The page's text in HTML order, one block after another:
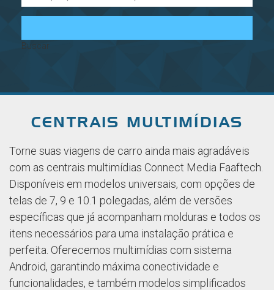
Buscar
CENTRAIS MULTIMÍDIAS
Torne suas viagens de carro ainda mais agradáveis
com as centrais multimídias Connect Media Faaftech.
Disponíveis em modelos universais, com opções de
telas de 7, 9 e 10.1 polegadas, além de versões
específicas que já acompanham molduras e todos os
itens necessários para uma instalação prática e
perfeita. Oferecemos multimídias com sistema
Android, garantindo máxima conectividade e
funcionalidades, e também modelos simplificados